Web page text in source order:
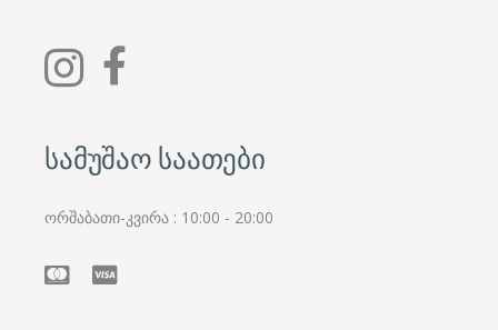
სამუშაო საათები
ორშაბათი-კვირა : 10:00 - 20:00